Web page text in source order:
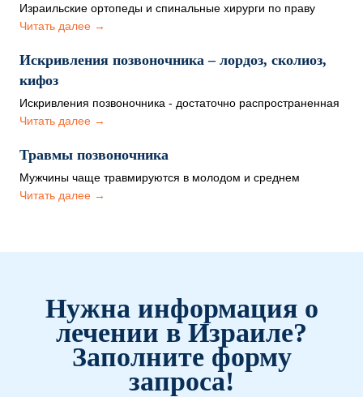
Израильские ортопеды и спинальные хирурги по праву
считаются ведущими специалистами в вопросах лечения
Читать далее →
Искривления позвоночника – лордоз, сколиоз,
кифоз
Искривления позвоночника - достаточно распространенная
проблема, которая может приносить страдания пациенту в
Читать далее →
Травмы позвоночника
Мужчины чаще травмируются в молодом и среднем
возрасте, для женщин характерны травмы в пожилых годах.
Читать далее →
Нужна информация о
лечении в Израиле?
Заполните форму
запроса!